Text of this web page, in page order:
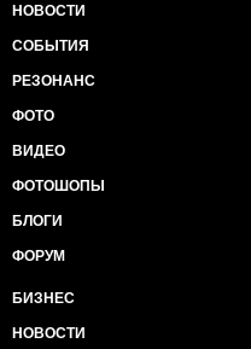
НОВОСТИ
СОБЫТИЯ
РЕЗОНАНС
ФОТО
ВИДЕО
ФОТОШОПЫ
БЛОГИ
ФОРУМ
БИЗНЕС
НОВОСТИ